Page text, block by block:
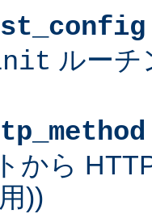
ルーチ
から
))